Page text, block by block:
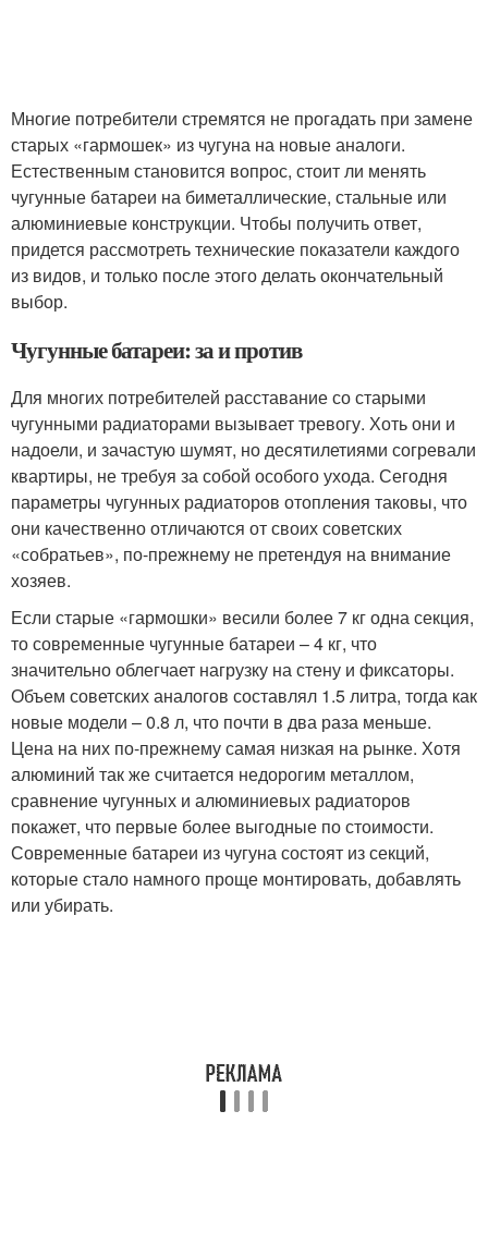
Многие потребители стремятся не прогадать при замене
старых «гармошек» из чугуна на новые аналоги.
Естественным становится вопрос, стоит ли менять
чугунные батареи на биметаллические, стальные или
алюминиевые конструкции. Чтобы получить ответ,
придется рассмотреть технические показатели каждого
из видов, и только после этого делать окончательный
выбор.
Чугунные батареи: за и против
Для многих потребителей расставание со старыми
чугунными радиаторами вызывает тревогу. Хоть они и
надоели, и зачастую шумят, но десятилетиями согревали
квартиры, не требуя за собой особого ухода. Сегодня
параметры чугунных радиаторов отопления таковы, что
они качественно отличаются от своих советских
«собратьев», по-прежнему не претендуя на внимание
хозяев.
Если старые «гармошки» весили более 7 кг одна секция,
то современные чугунные батареи – 4 кг, что
значительно облегчает нагрузку на стену и фиксаторы.
Объем советских аналогов составлял 1.5 литра, тогда как
новые модели – 0.8 л, что почти в два раза меньше.
Цена на них по-прежнему самая низкая на рынке. Хотя
алюминий так же считается недорогим металлом,
сравнение чугунных и алюминиевых радиаторов
покажет, что первые более выгодные по стоимости.
Современные батареи из чугуна состоят из секций,
которые стало намного проще монтировать, добавлять
или убирать.